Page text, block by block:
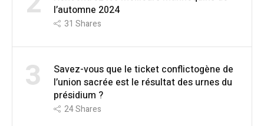
l’automne 2024
31 Shares
3
Savez-vous que le ticket conflictogène de
l’union sacrée est le résultat des urnes du
présidium ?
24Shares